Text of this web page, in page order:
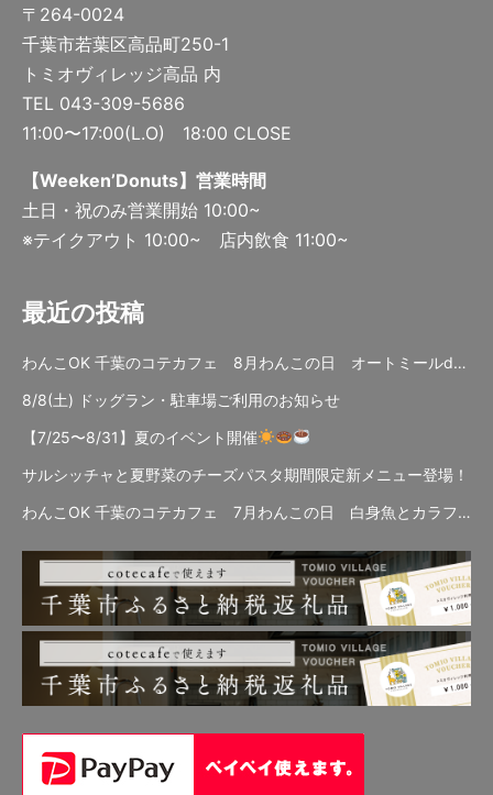
〒264-0024
千葉市若葉区高品町250-1
トミオヴィレッジ高品 内
TEL 043-309-5686
11:00〜17:00(L.O) 18:00 CLOSE
【Weeken’Donuts】営業時間
土日・祝のみ営業開始 10:00~
※テイクアウト 10:00~ 店内飲食 11:00~
最近の投稿
わんこOK 千葉のコテカフェ 8月わんこの日 オートミールdeローストビーフライス
8/8(土) ドッグラン・駐車場ご利用のお知らせ
【7/25〜8/31】夏のイベント開催
サルシッチャと夏野菜のチーズパスタ期間限定新メニュー登場！
わんこOK 千葉のコテカフェ 7月わんこの日 白身魚とカラフルやさいのオムレツ